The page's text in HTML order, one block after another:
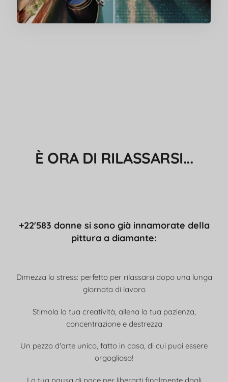
È ORA DI RILASSARSI...
+22'583 donne si sono già innamorate della
pittura a diamante:
Dimezza lo stress: perfetto per rilassarsi dopo una lunga
giornata di lavoro
Stimola la tua creatività, allena la tua pazienza,
concentrazione e destrezza
Un pezzo d'arte unico, fatto in casa, di cui puoi essere
orgoglioso!
La tua pausa di pace per liberarti finalmente dagli